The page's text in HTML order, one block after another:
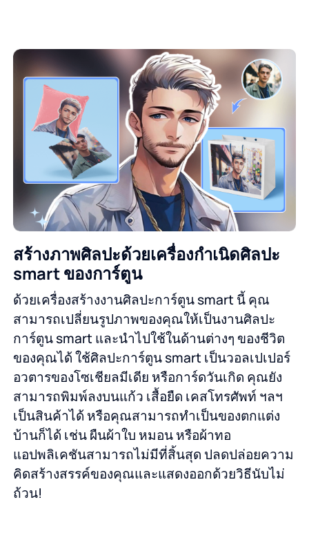
สร้างภาพศิลปะด้วยเครื่องกำเนิดศิลปะ
smart ของการ์ตูน
ด้วยเครื่องสร้างงานศิลปะการ์ตูน smart นี้ คุณ
สามารถเปลี่ยนรูปภาพของคุณให้เป็นงานศิลปะ
การ์ตูน smart และนำไปใช้ในด้านต่างๆ ของชีวิต
ของคุณได้ ใช้ศิลปะการ์ตูน smart เป็นวอลเปเปอร์
อวตารของโซเชียลมีเดีย หรือการ์ดวันเกิด คุณยัง
สามารถพิมพ์ลงบนแก้ว เสื้อยืด เคสโทรศัพท์ ฯลฯ
เป็นสินค้าได้ หรือคุณสามารถทำเป็นของตกแต่ง
บ้านก็ได้ เช่น ผืนผ้าใบ หมอน หรือผ้าทอ
แอปพลิเคชันสามารถไม่มีที่สิ้นสุด ปลดปล่อยความ
คิดสร้างสรรค์ของคุณและแสดงออกด้วยวิธีนับไม่
ถ้วน!